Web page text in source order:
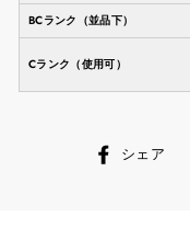
BCランク（並品下）
Cランク（使用可）
シェア